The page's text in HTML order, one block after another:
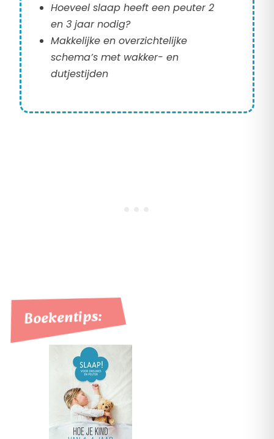
Hoeveel slaap heeft een peuter 2
en 3 jaar nodig?
Makkelijke en overzichtelijke
schema’s met wakker- en
dutjestijden
Boekentips: